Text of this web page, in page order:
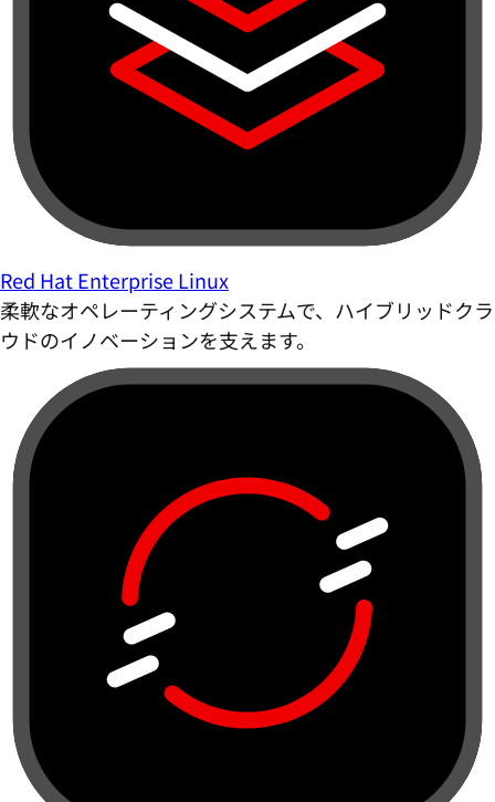
Red Hat Enterprise Linux
柔軟なオペレーティングシステムで、ハイブリッドクラ
ウドのイノベーションを支えます。